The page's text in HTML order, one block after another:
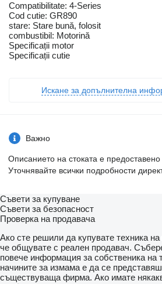
Compatibilitate: 4-Series
Cod cutie: GR890
stare: Stare bună, folosit
combustibil: Motorină
Specificații motor
Specificații cutie
Искане за допълнителна
Важно
Описанието на стоката е
Уточнявайте всички подробности
Съвети за купуване
Съвети за безопасност
Проверка на продавача
Ако сте решили да купувате техника
че общувате с реален продавач.
повече информация за собственика на
начините за измама е да се
съществуваща фирма. Ако имате